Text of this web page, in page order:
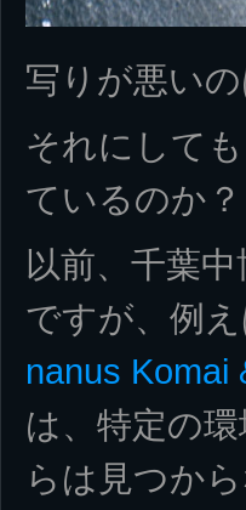
写りが悪いの
それにして
ているのか？
以前、千葉
ですが、例
nanus Komai
は、特定の
らは見つか